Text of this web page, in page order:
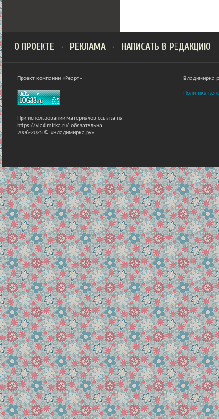
О ПРОЕКТЕ РЕКЛАМА НАПИСАТЬ В РЕДАКЦИЮ
Проект компании «Реарт»
При использовании материалов ссылка на
https://vladimirka.ru/ обязательна.
2006-2025 © «Владимирка.ру»
Владимирка
Политика